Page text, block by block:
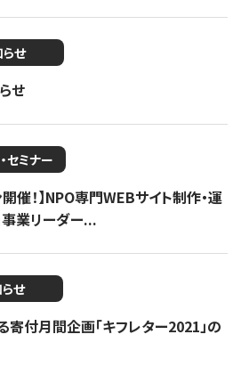
せ
せ
セミナー
開催！】NPO専門WEBサイト制作・運
業リーダー...
せ
付月間企画「キフレター2021」の